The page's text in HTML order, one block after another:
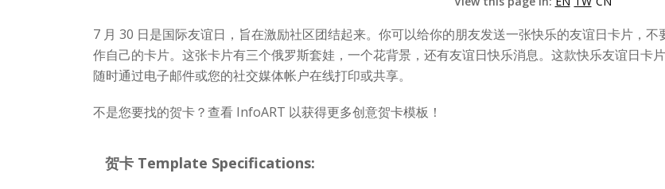
7 月 30 日是国际友谊日，旨在激励社区团结起来。你可以给你的朋友发送一张快乐的友谊日卡片，
作自己的卡片。这张卡片有三个俄罗斯套娃，一个花背景，还有友谊日快乐消息。这款快乐友谊日卡
随时通过电子邮件或您的社交媒体帐户在线打印或共享。
不是您要找的贺卡？查看 InfoART 以获得更多创意贺卡模板！
贺卡 Template Specifications: